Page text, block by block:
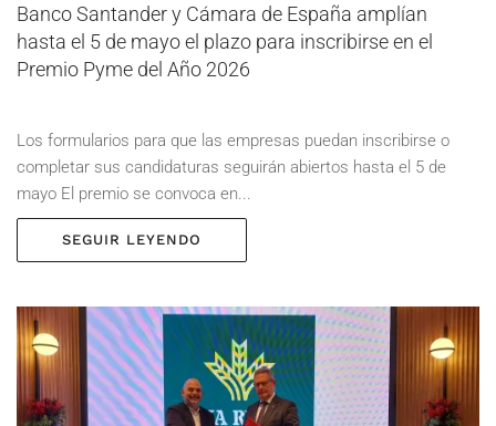
Banco Santander y Cámara de España amplían
hasta el 5 de mayo el plazo para inscribirse en el
Premio Pyme del Año 2026
Los formularios para que las empresas puedan inscribirse o
completar sus candidaturas seguirán abiertos hasta el 5 de
mayo El premio se convoca en...
SEGUIR LEYENDO